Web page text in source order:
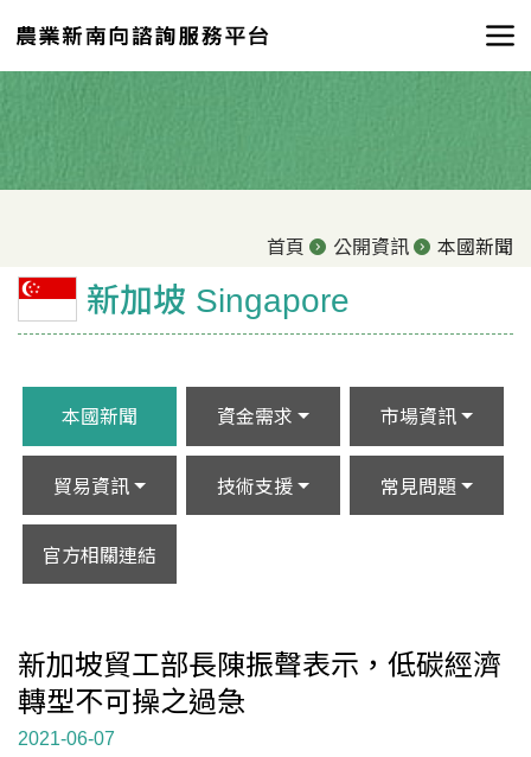
首頁 公開資訊 本國新聞
新加坡 Singapore
本國新聞 資金需求 市場資訊
貿易資訊 技術支援 常見問題
官方相關連結
新加坡貿工部長陳振聲表示，低碳經濟
轉型不可操之過急
2021-06-07